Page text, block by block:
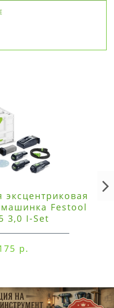
эксцентриковая
Festool
3,0 I-Set
р.